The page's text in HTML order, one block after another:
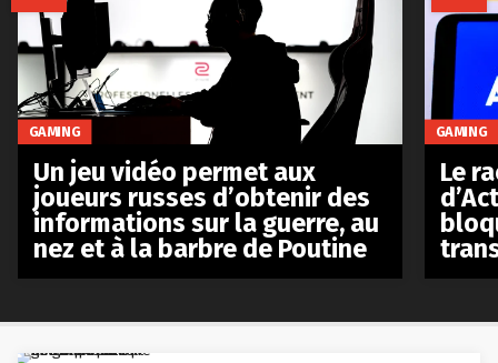
GAMING
Un jeu vidéo permet aux
joueurs russes d’obtenir des
informations sur la guerre, au
nez et à la barbre de Poutine
GAMING
Le